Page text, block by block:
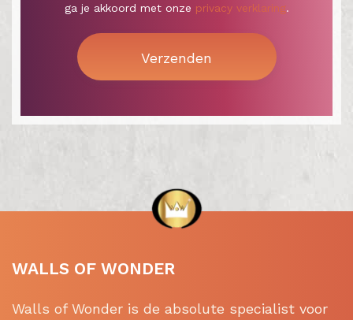
ga je akkoord met onze privacy verklaring.
WALLS OF WONDER
Walls of Wonder is de absolute specialist voor